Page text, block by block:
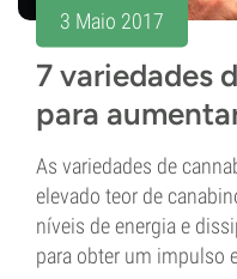
3 Maio 2017
7 variedades
para
As variedades de
elevado teor de
níveis de energia e
para obter um impulso